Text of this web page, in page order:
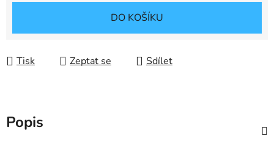
DO KOŠÍKU
Tisk Zeptat se Sdílet
Popis